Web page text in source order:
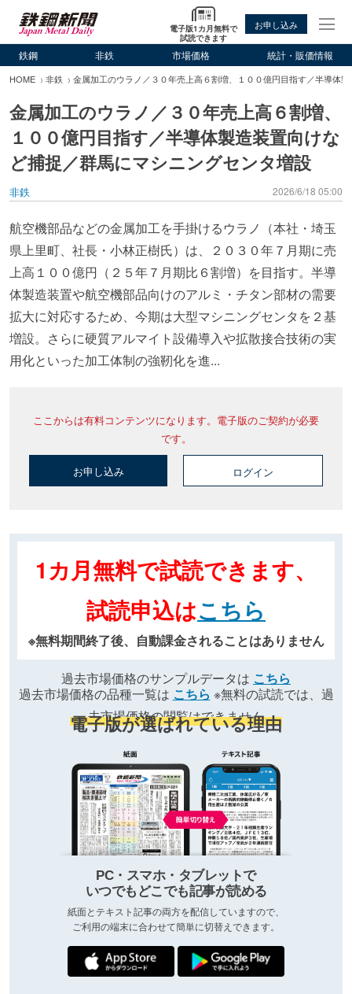
電子版1カ月無料で
試読できます
お申し込み
鉄鋼 非鉄 市場価格 統計・販価情報
HOME 非鉄 金属加工のウラノ／３０年売上高６割増、１００億円目指す／半導体
金属加工のウラノ／３０年売上高６割増、
１００億円目指す／半導体製造装置向けな
ど捕捉／群馬にマシニングセンタ増設
非鉄 2026/6/18 05:00
航空機部品などの金属加工を手掛けるウラノ（本社・埼玉
県上里町、社長・小林正樹氏）は、２０３０年７月期に売
上高１００億円（２５年７月期比６割増）を目指す。半導
体製造装置や航空機部品向けのアルミ・チタン部材の需要
拡大に対応するため、今期は大型マシニングセンタを２基
増設。さらに硬質アルマイト設備導入や拡散接合技術の実
用化といった加工体制の強靭化を進...
ここからは有料コンテンツになります。電子版のご契約が必要
です。
お申し込み ログイン
1カ月無料で試読できます、
試読申込はこちら
※無料期間終了後、自動課金されることはありません
過去市場価格のサンプルデータは こちら
過去市場価格の品種一覧は こちら ※無料の試読では、過
去市場価格の閲覧はできません
電子版が選ばれている理由
PC・スマホ・タブレットで
いつでもどこでも記事が読める
紙面とテキスト記事の両方を配信していますので、
ご利用の端末に合わせて簡単に切替えできます。